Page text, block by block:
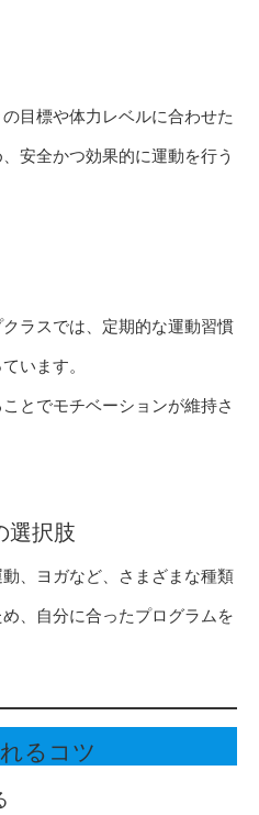
目標や体力レベルに合わせた
安全かつ効果的に運動を行う
ラスでは、定期的な運動習慣
います。
とでモチベーションが維持さ
選択肢
、ヨガなど、さまざまな種類
、自分に合ったプログラムを
るコツ